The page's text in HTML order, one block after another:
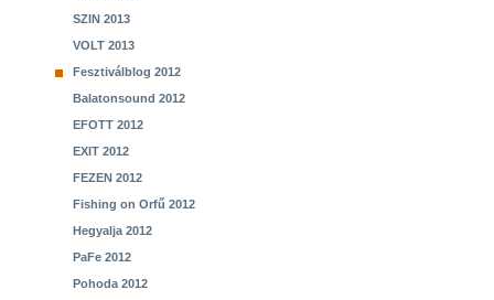
SZIN 2013
VOLT 2013
Fesztiválblog 2012
Balatonsound 2012
EFOTT 2012
EXIT 2012
FEZEN 2012
Fishing on Orfű 2012
Hegyalja 2012
PaFe 2012
Pohoda 2012